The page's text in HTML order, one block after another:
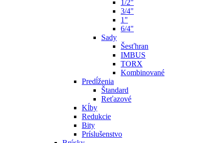
1/2"
3/4"
1"
6/4"
Sady
Šesťhran
IMBUS
TORX
Kombinované
Predĺženia
Štandard
Reťazové
Kĺby
Redukcie
Bity
Príslušenstvo